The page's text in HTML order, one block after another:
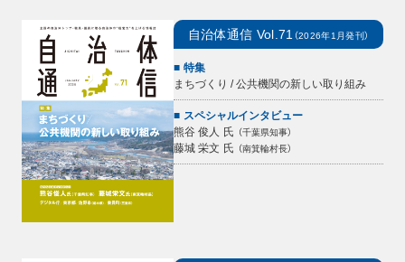
自治体通信 Vol.71 （2026年1月発刊）
特集
まちづくり / 公共機関の新しい取り組み
スペシャルインタビュー
熊谷 俊人 氏 （千葉県知事）
藤城 栄文 氏 （南箕輪村長）